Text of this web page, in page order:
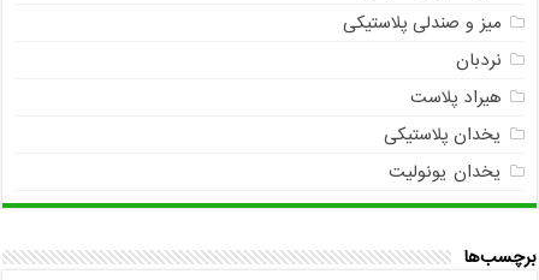
میز و صندلی پلاستیکی
نردبان
هیراد پلاست
یخدان پلاستیکی
یخدان یونولیت
برچسب‌ها